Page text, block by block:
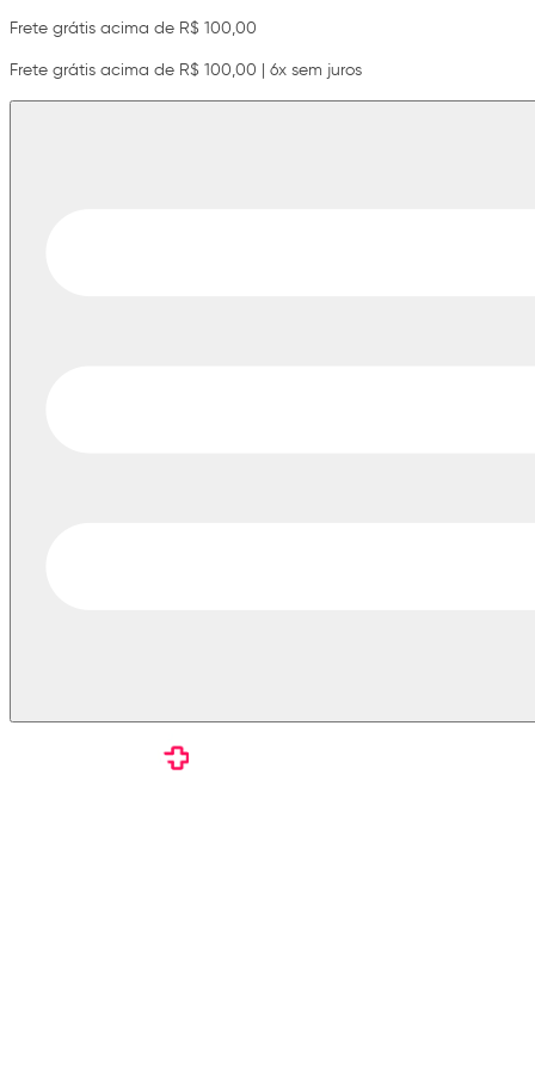
Frete grátis acima de R$ 100,00
Frete grátis acima de R$ 100,00 | 6x sem juros